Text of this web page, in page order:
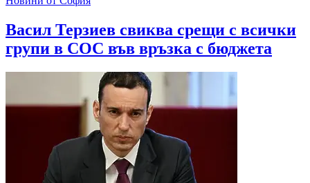
Васил Терзиев свиква срещи с всички
групи в СОС във връзка с бюджета